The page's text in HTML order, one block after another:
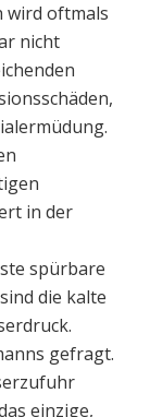
wird oftmals
nicht
in der
spürbare
die kalte
gefragt.
einzige,